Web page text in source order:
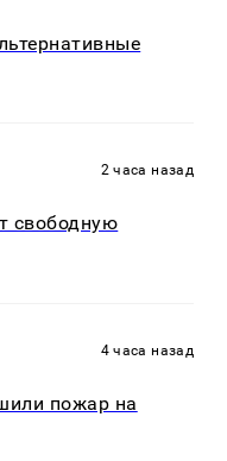
2 часа назад
свободную
4 часа назад
пожар на